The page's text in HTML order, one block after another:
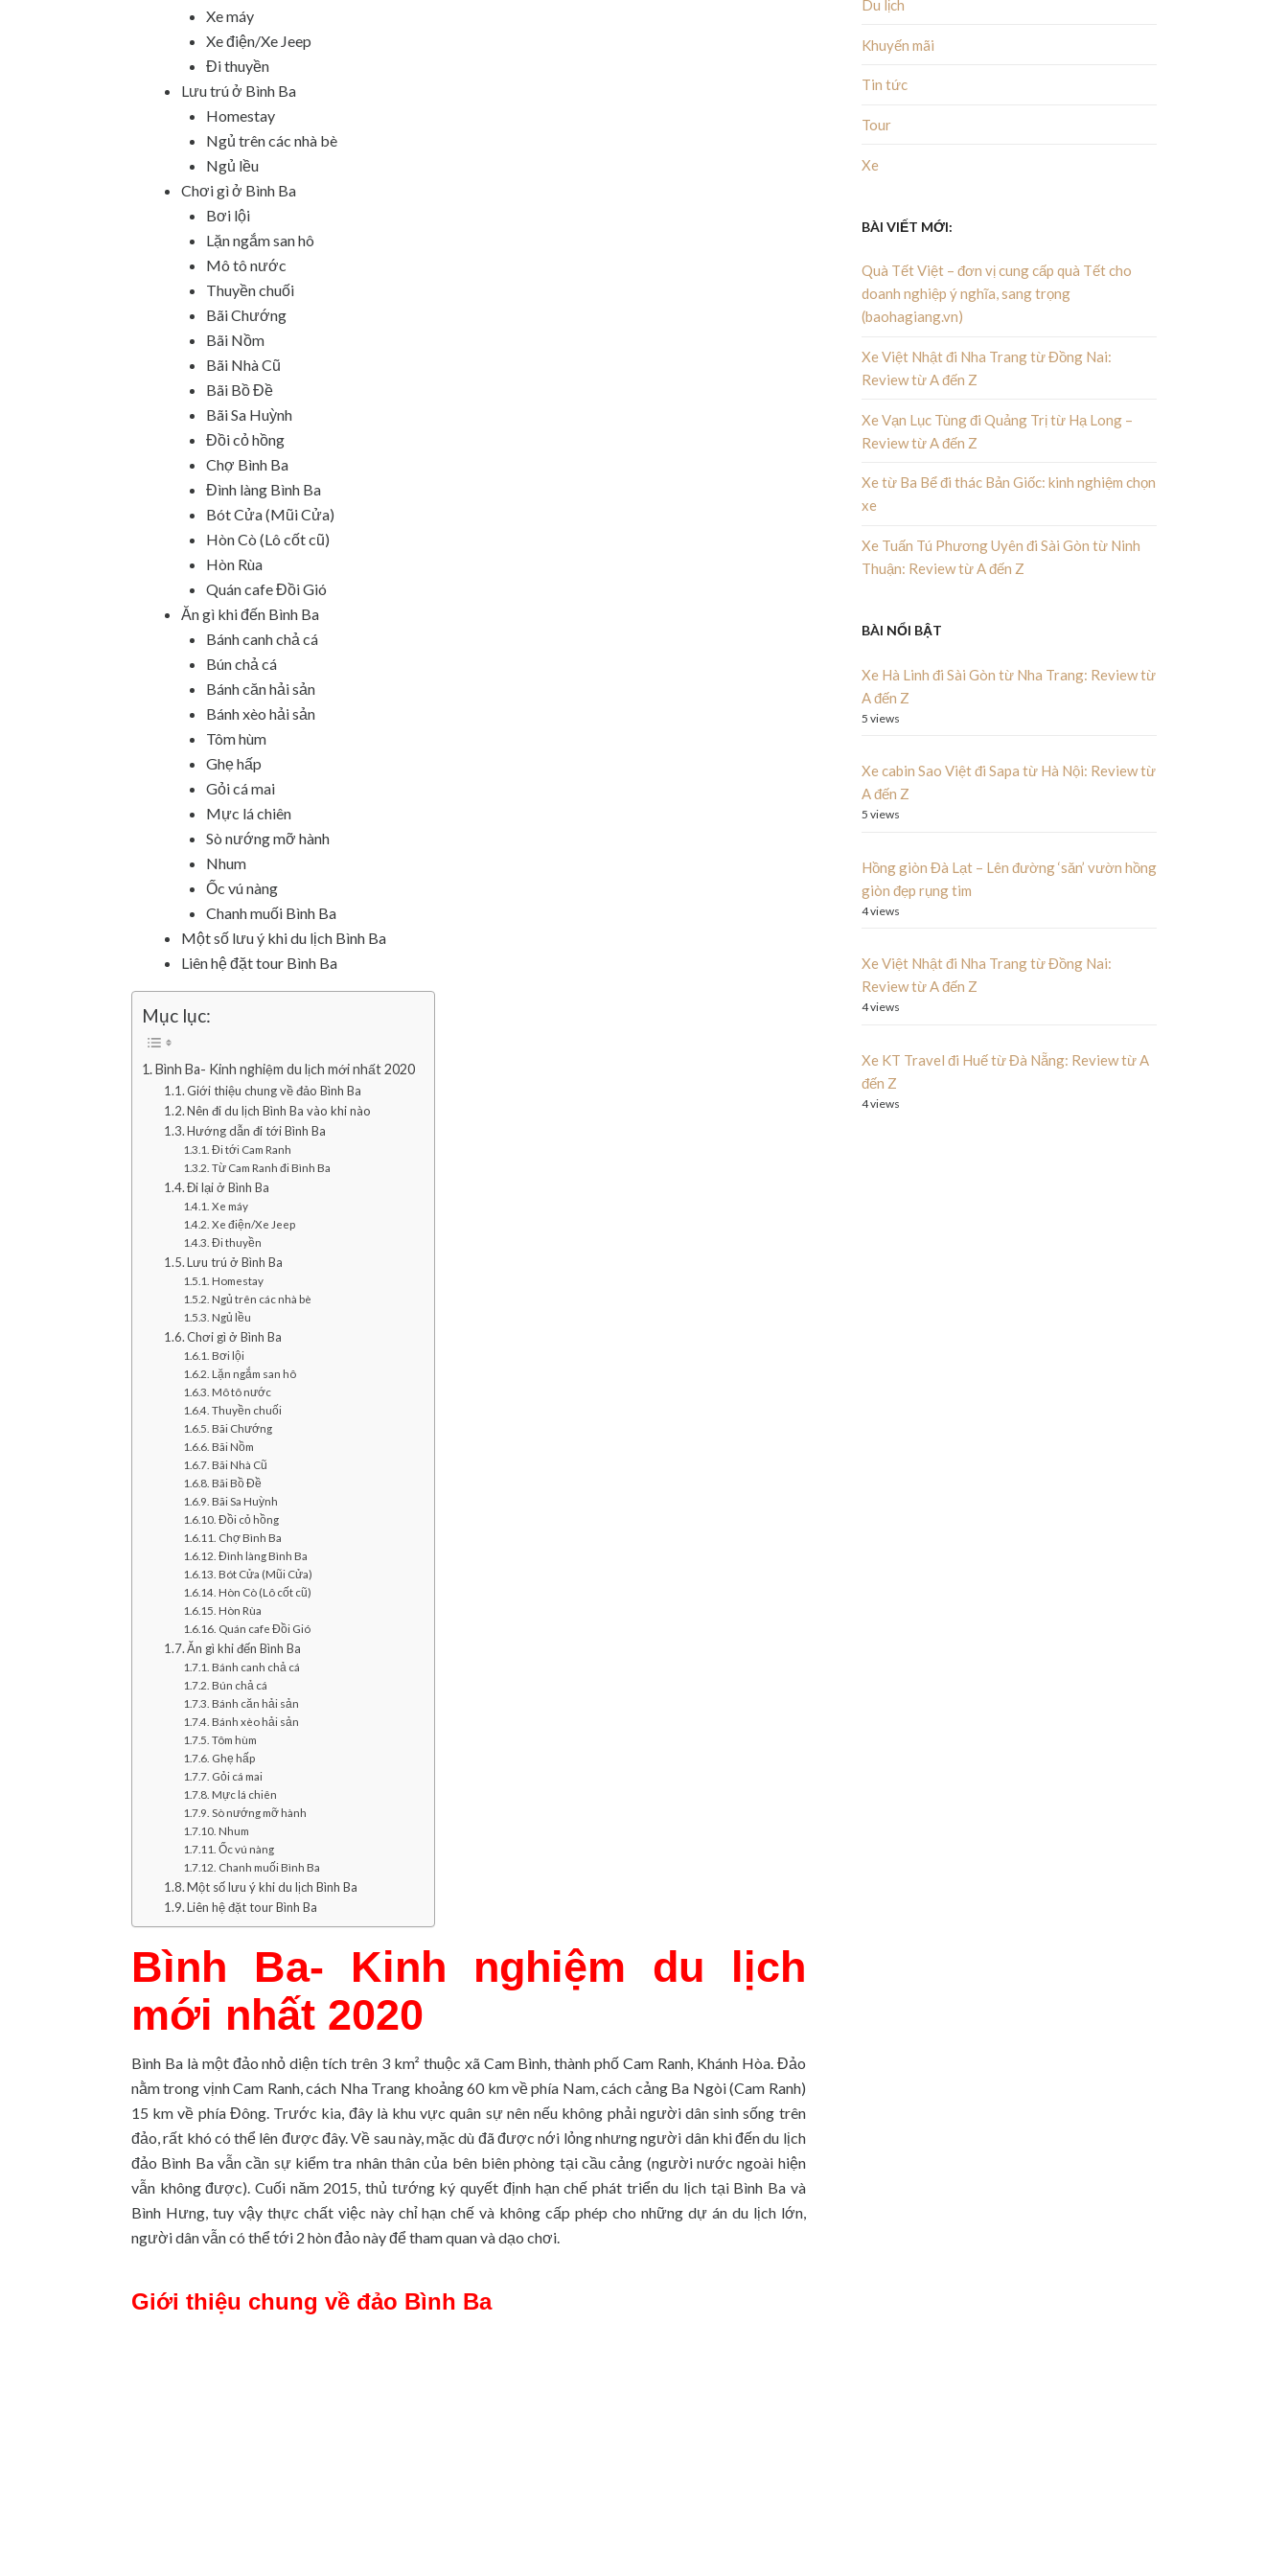
Xe máy
Xe điện/Xe Jeep
Đi thuyền
Lưu trú ở Bình Ba
Homestay
Ngủ trên các nhà bè
Ngủ lều
Chơi gì ở Bình Ba
Bơi lội
Lặn ngắm san hô
Mô tô nước
Thuyền chuối
Bãi Chướng
Bãi Nồm
Bãi Nhà Cũ
Bãi Bồ Đề
Bãi Sa Huỳnh
Đồi cỏ hồng
Chợ Bình Ba
Đình làng Bình Ba
Bót Cửa (Mũi Cửa)
Hòn Cò (Lô cốt cũ)
Hòn Rùa
Quán cafe Đồi Gió
Ăn gì khi đến Bình Ba
Bánh canh chả cá
Bún chả cá
Bánh căn hải sản
Bánh xèo hải sản
Tôm hùm
Ghẹ hấp
Gỏi cá mai
Mực lá chiên
Sò nướng mỡ hành
Nhum
Ốc vú nàng
Chanh muối Bình Ba
Một số lưu ý khi du lịch Bình Ba
Liên hệ đặt tour Bình Ba
Mục lục:
Bình Ba- Kinh nghiệm du lịch mới nhất 2020
Giới thiệu chung về đảo Bình Ba
Nên đi du lịch Bình Ba vào khi nào
Hướng dẫn đi tới Bình Ba
Đi tới Cam Ranh
Từ Cam Ranh đi Bình Ba
Đi lại ở Bình Ba
Xe máy
Xe điện/Xe Jeep
Đi thuyền
Lưu trú ở Bình Ba
Homestay
Ngủ trên các nhà bè
Ngủ lều
Chơi gì ở Bình Ba
Bơi lội
Lặn ngắm san hô
Mô tô nước
Thuyền chuối
Bãi Chướng
Bãi Nồm
Bãi Nhà Cũ
Bãi Bồ Đề
Bãi Sa Huỳnh
Đồi cỏ hồng
Chợ Bình Ba
Đình làng Bình Ba
Bót Cửa (Mũi Cửa)
Hòn Cò (Lô cốt cũ)
Hòn Rùa
Quán cafe Đồi Gió
Ăn gì khi đến Bình Ba
Bánh canh chả cá
Bún chả cá
Bánh căn hải sản
Bánh xèo hải sản
Tôm hùm
Ghẹ hấp
Gỏi cá mai
Mực lá chiên
Sò nướng mỡ hành
Nhum
Ốc vú nàng
Chanh muối Bình Ba
Một số lưu ý khi du lịch Bình Ba
Liên hệ đặt tour Bình Ba
Bình Ba- Kinh nghiệm du lịch
mới nhất 2020
Bình Ba là một đảo nhỏ diện tích trên 3 km² thuộc xã Cam Bình, thành phố Cam Ranh, Khánh Hòa. Đảo
nằm trong vịnh Cam Ranh, cách Nha Trang khoảng 60 km về phía Nam, cách cảng Ba Ngòi (Cam Ranh)
15 km về phía Đông. Trước kia, đây là khu vực quân sự nên nếu không phải người dân sinh sống trên
đảo, rất khó có thể lên được đây. Về sau này, mặc dù đã được nới lỏng nhưng người dân khi đến du lịch
đảo Bình Ba vẫn cần sự kiểm tra nhân thân của bên biên phòng tại cầu cảng (người nước ngoài hiện
vẫn không được). Cuối năm 2015, thủ tướng ký quyết định hạn chế phát triển du lịch tại Bình Ba và
Bình Hưng, tuy vậy thực chất việc này chỉ hạn chế và không cấp phép cho những dự án du lịch lớn,
người dân vẫn có thể tới 2 hòn đảo này để tham quan và dạo chơi.
Giới thiệu chung về đảo Bình Ba
Du lịch
Khuyến mãi
Tin tức
Tour
Xe
BÀI VIẾT MỚI:
Quà Tết Việt – đơn vị cung cấp quà Tết cho
doanh nghiệp ý nghĩa, sang trọng
(baohagiang.vn)
Xe Việt Nhật đi Nha Trang từ Đồng Nai:
Review từ A đến Z
Xe Vạn Lục Tùng đi Quảng Trị từ Hạ Long –
Review từ A đến Z
Xe từ Ba Bể đi thác Bản Giốc: kinh nghiệm chọn
xe
Xe Tuấn Tú Phương Uyên đi Sài Gòn từ Ninh
Thuận: Review từ A đến Z
BÀI NỔI BẬT
Xe Hà Linh đi Sài Gòn từ Nha Trang: Review từ
A đến Z
5 views
Xe cabin Sao Việt đi Sapa từ Hà Nội: Review từ
A đến Z
5 views
Hồng giòn Đà Lạt – Lên đường ‘săn’ vườn hồng
giòn đẹp rụng tim
4 views
Xe Việt Nhật đi Nha Trang từ Đồng Nai:
Review từ A đến Z
4 views
Xe KT Travel đi Huế từ Đà Nẵng: Review từ A
đến Z
4 views